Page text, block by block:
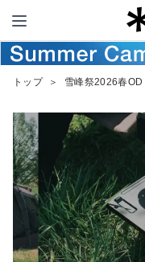
トップ ＞ 雪峰祭2026春OD